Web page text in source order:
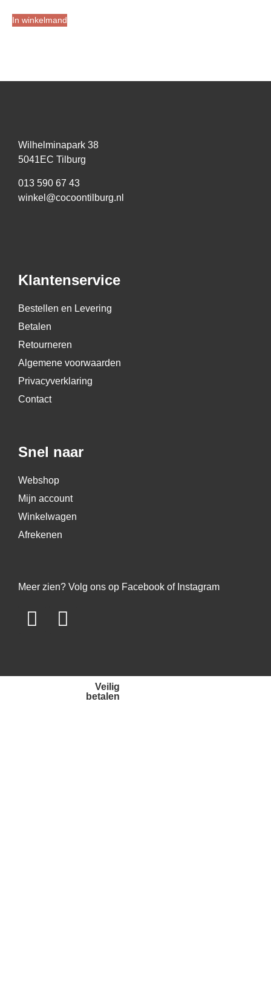
In winkelmand
Wilhelminapark 38
5041EC Tilburg
013 590 67 43
winkel@cocoontilburg.nl
Klantenservice
Bestellen en Levering
Betalen
Retourneren
Algemene voorwaarden
Privacyverklaring
Contact
Snel naar
Webshop
Mijn account
Winkelwagen
Afrekenen
Meer zien? Volg ons op Facebook of Instagram
Veilig
betalen